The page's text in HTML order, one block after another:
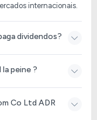
internacionais.
dividendos?
peine ?
Co Ltd ADR